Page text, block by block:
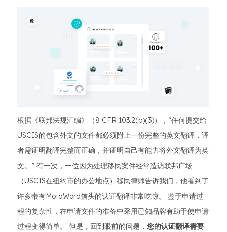
根据《联邦法规汇编》（8 CFR 103.2(b)(3)），“任何提交给
USCIS的包含外文的文件都必须附上一份完整的英文翻译，译
者需证明翻译完整而正确，并证明自己有能力将外文翻译为英
文。” 有一次，一位因为处理移民案件经常造访联邦广场
（USCIS在纽约市的办公地点）移民律师告诉我们，他看到了
许多带有MotaWord信头的认证翻译非常吃惊。 鉴于申请过
程的复杂性，在申请文件的准备中采用已知品牌有助于使申请
过程变得简单。 但是，回到眼前的问题， 您的认证翻译需要